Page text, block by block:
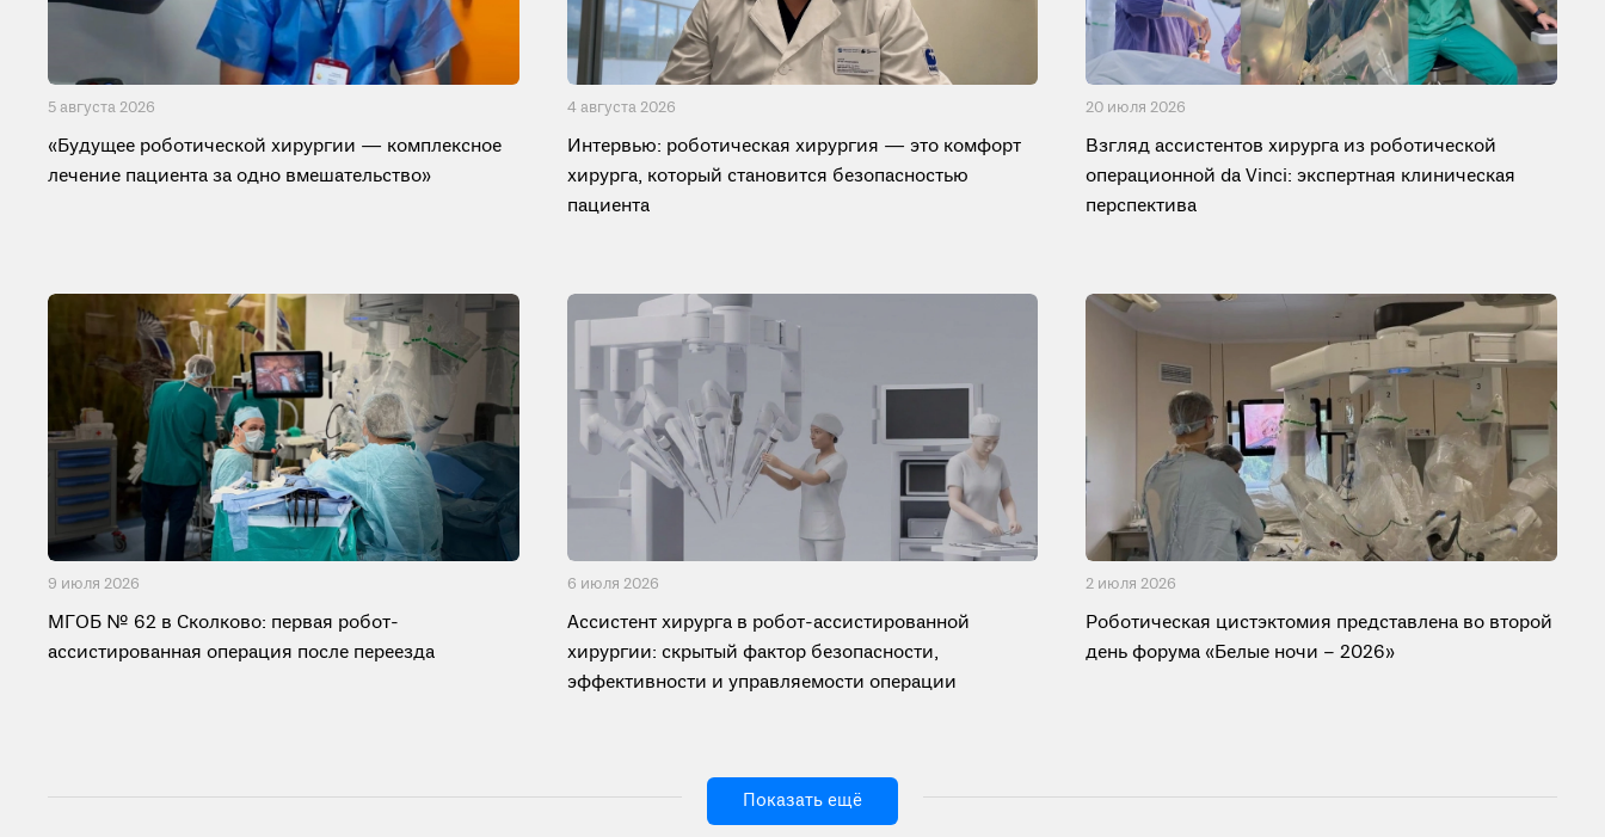
5 августа 2026
«Будущее роботической хирургии — комплексное
лечение пациента за одно вмешательство»
4 августа 2026
Интервью: роботическая хирургия — это комфорт
хирурга, который становится безопасностью
пациента
20 июля 2026
Взгляд ассистентов хирурга из роботической
операционной da Vinci: экспертная клиническая
перспектива
9 июля 2026
МГОБ № 62 в Сколково: первая робот-
ассистированная операция после переезда
6 июля 2026
Ассистент хирурга в робот-ассистированной
хирургии: скрытый фактор безопасности,
эффективности и управляемости операции
2 июля 2026
Роботическая цистэктомия представлена во второй
день форума «Белые ночи – 2026»
Показать ещё